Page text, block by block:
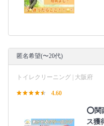
匿名希望(〜20代)
トイレクリーニング | 大阪府
4.60
⭕関
ス獲